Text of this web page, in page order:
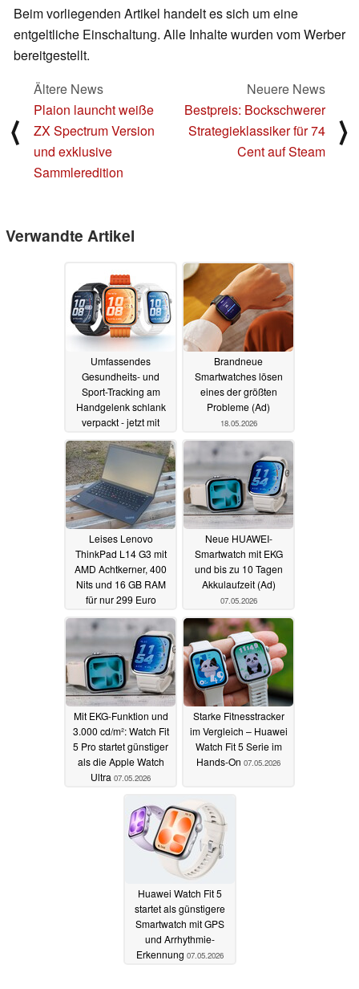
Beim vorliegenden Artikel handelt es sich um eine
entgeltliche Einschaltung. Alle Inhalte wurden vom Werber
bereitgestellt.
⟨
Ältere News
Plaion launcht weiße
ZX Spectrum Version
und exklusive
Sammleredition
Neuere News
Bestpreis: Bockschwerer
Strategieklassiker für 74
Cent auf Steam
⟩
Verwandte Artikel
Umfassendes
Gesundheits- und
Sport-Tracking am
Handgelenk schlank
verpackt - jetzt mit
28.05.2026
Brandneue
Smartwatches lösen
eines der größten
Probleme (Ad)
18.05.2026
Leises Lenovo
ThinkPad L14 G3 mit
AMD Achtkerner, 400
Nits und 16 GB RAM
für nur 299 Euro
10.05.2026
Neue HUAWEI-
Smartwatch mit EKG
und bis zu 10 Tagen
Akkulaufzeit (Ad)
07.05.2026
Mit EKG-Funktion und
3.000 cd/m²: Watch Fit
5 Pro startet günstiger
als die Apple Watch
Ultra 07.05.2026
Starke Fitnesstracker
im Vergleich – Huawei
Watch Fit 5 Serie im
Hands-On 07.05.2026
Huawei Watch Fit 5
startet als günstigere
Smartwatch mit GPS
und Arrhythmie-
Erkennung 07.05.2026